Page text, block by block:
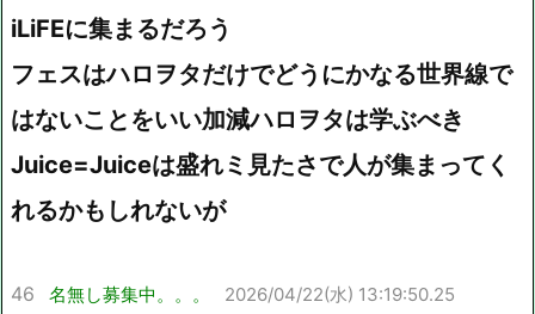
iLiFEに集まるだろう
フェスはハロヲタだけでどうにかなる世界線で
はないことをいい加減ハロヲタは学ぶべき
Juice=Juiceは盛れミ見たさで人が集まってく
れるかもしれないが
46 名無し募集中。。。 2026/04/22(水) 13:19:50.25